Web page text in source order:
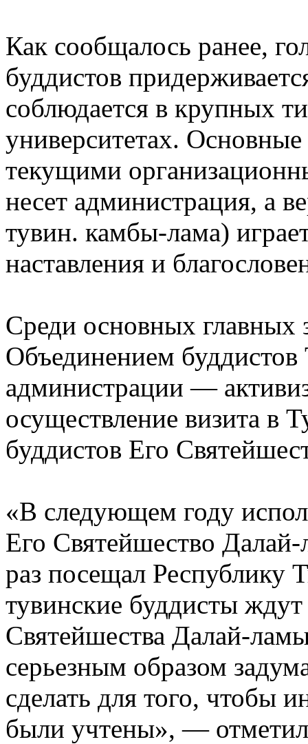
Как сообщалось ранее,
буддистов
соблюдается в крупных
университетах.
текущими
несет администрация, а
тувин. камбы-лама)
наставления и
Среди основных главных
Объединением
администрации ―
осуществление визита в
буддистов Его
«В следующем году
Его Святейшество
раз посещал Республику
тувинские буддисты
Святейшества Далай-
серьезным образом
сделать для того, чтобы
были учтены», ―